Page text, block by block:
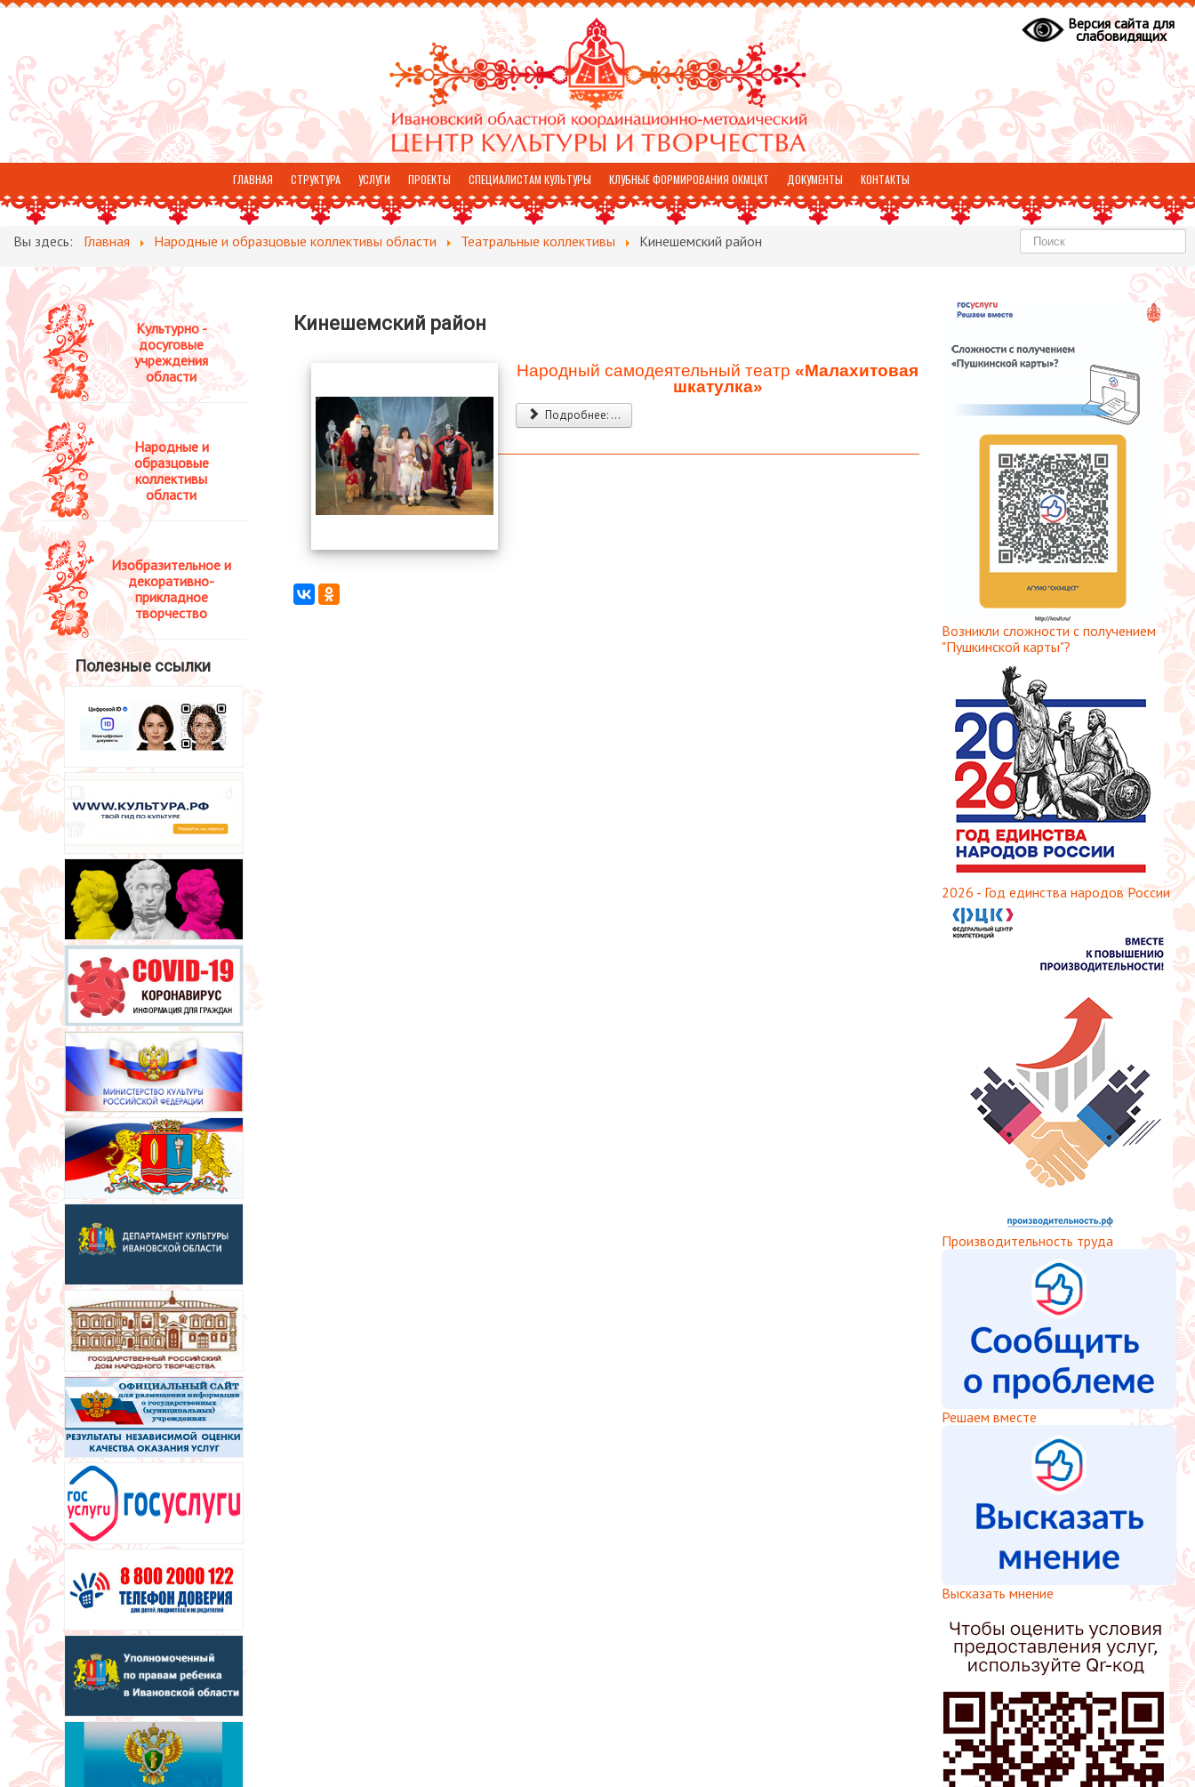
Версия сайта для
слабовидящих
ГЛАВНАЯ СТРУКТУРА УСЛУГИ ПРОЕКТЫ СПЕЦИАЛИСТАМ КУЛЬТУРЫ КЛУБНЫЕ ФОРМИРОВАНИЯ ОКМЦКТ ДОКУМЕНТЫ КОНТАКТЫ
ОТЗЫВЫ
Вы здесь: Главная Народные и образцовые коллективы области Театральные коллективы Кинешемский район Найти
Культурно -
досуговые
учреждения
области
Народные и
образцовые
коллективы
области
Изобразительное и
декоративно-
прикладное
творчество
Полезные ссылки
Кинешемский район
Народный самодеятельный театр «Малахитовая
шкатулка»
Подробнее: ...
Возникли сложности с получением
"Пушкинской карты"?
2026 - Год единства народов России
Производительность труда
Решаем вместе
Высказать мнение